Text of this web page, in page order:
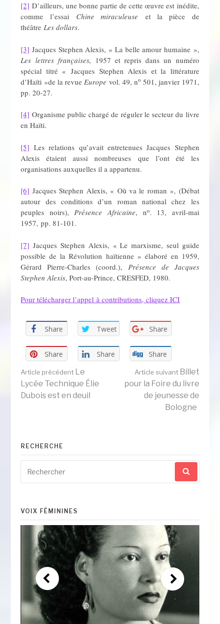
[2] D’ailleurs, une bonne partie de cette œuvre est inédite,
comme l’essai Chine miraculeuse et la pièce de
théâtreLes dollars.
[3] Jacques Stephen Alexis, « La belle amour humaine »,
Les lettres françaises, 1957 et repris dans un numéro
spécial titré « Jacques Stephen Alexis et la littérature
d’Haïti »de la revue Europe vol. 49, no501, janvier 1971,
pp. 20-27.
[4] Organisme public chargé de réguler le secteur du livre
en Haïti.
[5] Les relations qu’avait entretenues Jacques Stephen
Alexis étaient aussi nombreuses que l’ont été les
organisations auxquelles il a appartenu.
[6] Jacques Stephen Alexis, « Où va le roman », (Débat
autour des conditions d’un roman national chez les
peuples noirs),Présence Africaine, no. 13, avril-mai
1957, pp. 81-101.
[7] Jacques Stephen Alexis, « Le marxisme, seul guide
possible de la Révolution haïtienne » élaboré en 1959,
Gérard Pierre-Charles (coord.), Présence de Jacques
Stephen Alexis, Port-au-Prince, CRESFED, 1980.
Pour télécharger l’appel à contributions, cliquez ICI
Share Tweet Share
Share Share Share
Lire
suite
Article précédent Le
Lycée Technique Élie
Dubois est en deuil
Article suivantBillet
pour la Foire du livre
de jeunesse de
Bologne
RECHERCHE
pour
:
VOIX FÉMININES